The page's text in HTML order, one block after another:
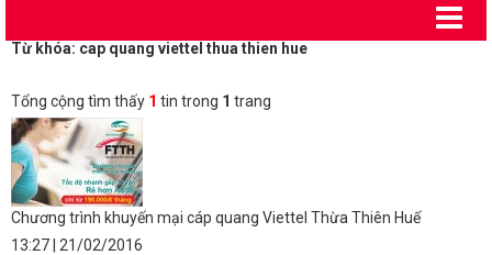
Từ khóa: cap quang viettel thua thien hue
Tổng cộng tìm thấy 1 tin trong 1 trang
Chương trình khuyến mại cáp quang Viettel Thừa Thiên Huế
13:27 | 21/02/2016